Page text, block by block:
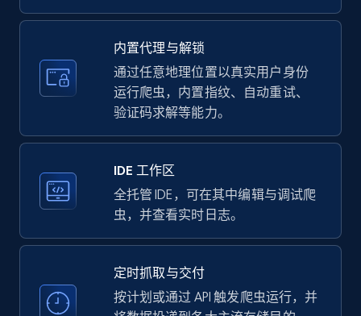
upc numbers
price, Currency, Availability, Reviews count, and
more.
5.7K+
LinkedIn company information
ID, Name, Country code, Locations, Followers,
Employees in linkedin, About, Specialties, and
33.6K+ 3.5K+ 注册使用
内置代理与解锁
通过任意地理位置以真实用户身份
运行爬虫，内置指纹、自动重试、
验证码求解等能力。
IDE 工作区
全托管 IDE，可在其中编辑与调试爬
虫，并查看实时日志。
定时抓取与交付
按计划或通过 API 触发爬虫运行，并